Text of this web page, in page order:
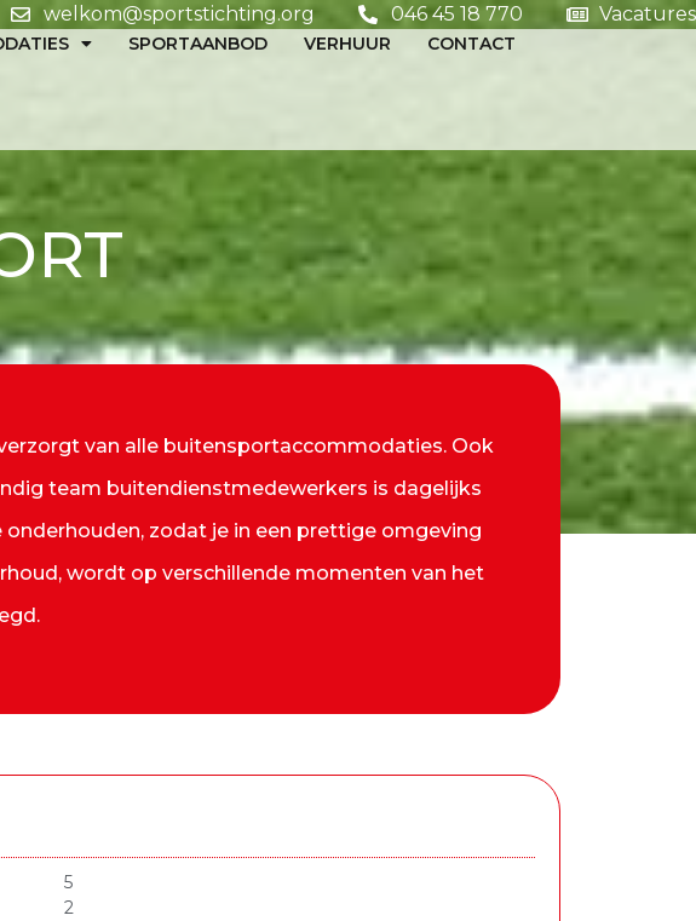
welkom@sportstichting.org 046 45 18 770 Vacatures
SPORTAANBOD VERHUUR CONTACT
van alle buitensportaccommodaties. Ook
team buitendienstmedewerkers is dagelijks
zodat je in een prettige omgeving
wordt op verschillende momenten van het
5
2